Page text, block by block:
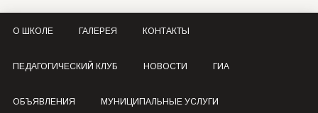
О ШКОЛЕ ГАЛЕРЕЯ КОНТАКТЫ
ПЕДАГОГИЧЕСКИЙ КЛУБ НОВОСТИ ГИА
ОБЪЯВЛЕНИЯ МУНИЦИПАЛЬНЫЕ УСЛУГИ